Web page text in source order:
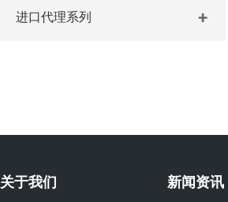
进口代理系列
关于我们 新闻资讯